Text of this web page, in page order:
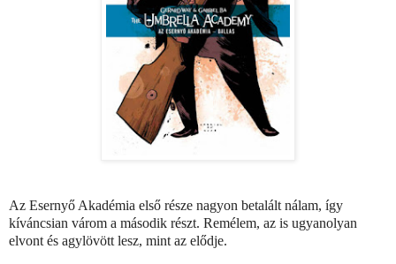
Az Esernyő Akadémia első része nagyon betalált nálam, így
kíváncsian várom a második részt. Remélem, az is ugyanolyan
elvont és agylövött lesz, mint az elődje.